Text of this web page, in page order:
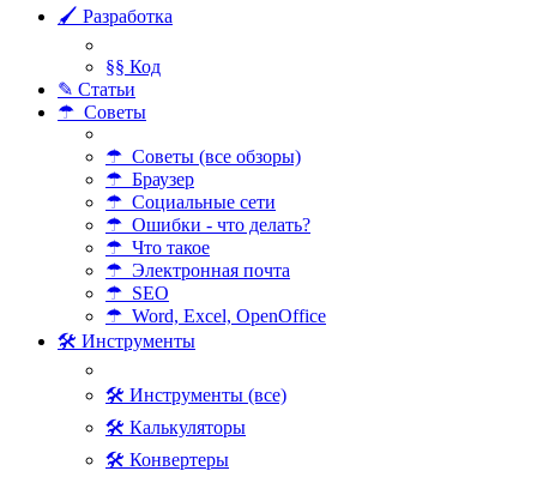
🖌 Разработка
§§ Код
✎ Статьи
☂ Советы
☂ Советы (все обзоры)
☂ Браузер
☂ Социальные сети
☂ Ошибки - что делать?
☂ Что такое
☂ Электронная почта
☂ SEO
☂ Word, Excel, OpenOffice
🛠 Инструменты
🛠 Инструменты (все)
🛠 Калькуляторы
🛠 Конвертеры